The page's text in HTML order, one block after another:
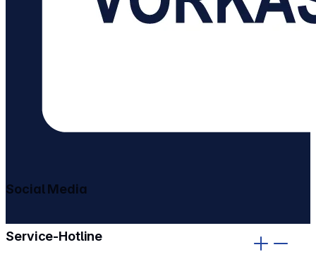
Service-Hotline
Social Media